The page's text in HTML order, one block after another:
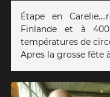
Étape en
Finlande et à
températures de
Apres la grosse fête